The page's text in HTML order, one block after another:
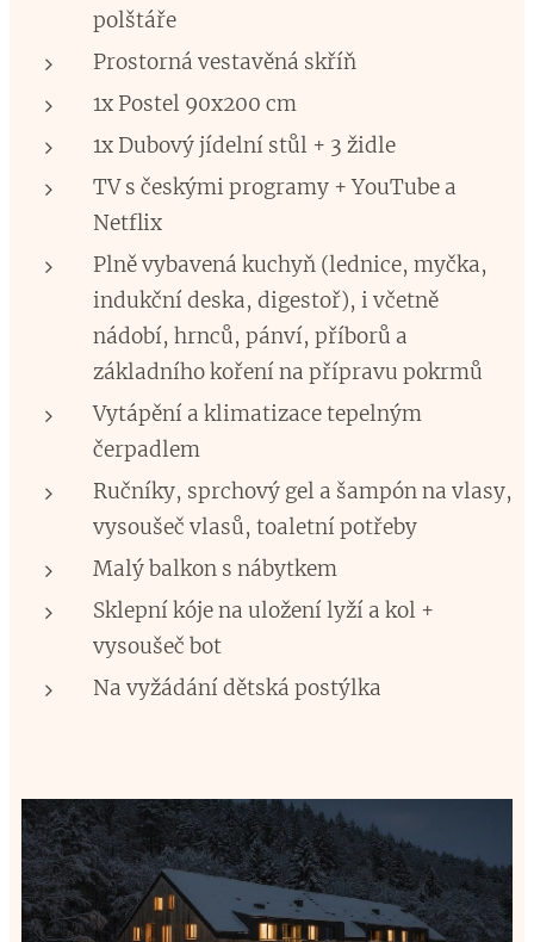
polštáře
Prostorná vestavěná skříň
1x Postel 90x200 cm
1x Dubový jídelní stůl + 3 židle
TV s českými programy + YouTube a
Netflix
Plně vybavená kuchyň (lednice, myčka,
indukční deska, digestoř), i včetně
nádobí, hrnců, pánví, příborů a
základního koření na přípravu pokrmů
Vytápění a klimatizace tepelným
čerpadlem
Ručníky, sprchový gel a šampón na vlasy,
vysoušeč vlasů, toaletní potřeby
Malý balkon s nábytkem
Sklepní kóje na uložení lyží a kol +
vysoušeč bot
Na vyžádání dětská postýlka